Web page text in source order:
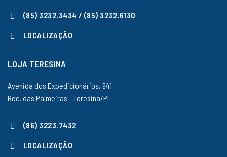
(85) 3232.3434 / (85) 3232.6130
LOCALIZAÇÃO
LOJA TERESINA
Avenida dos Expedicionários, 941
Rec. das Palmeiras - Teresina/PI
(86) 3223.7432
LOCALIZAÇÃO